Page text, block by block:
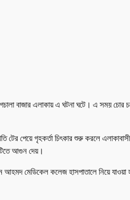
বাজার এলাকায় এ ঘটনা ঘটে। এ সময়
পেয়ে গৃহকর্তা চিৎকার শুরু করলে এলাকাবাসী
আগুন দেয়।
মেডিকেল কলেজ হাসপাতালে নিয়ে